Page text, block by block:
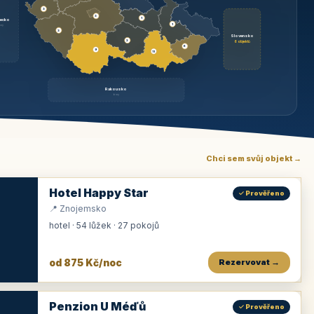
Slovensko
6 objektů
Rakousko
brzy
3
9
3
3
1
2
11
1
6
Chci sem svůj objekt →
Hotel Happy Star ✓ Prověřeno
📍 Znojemsko
hotel · 54 lůžek · 27 pokojů
od 875 Kč/noc Rezervovat →
Penzion U Méďů ✓ Prověřeno